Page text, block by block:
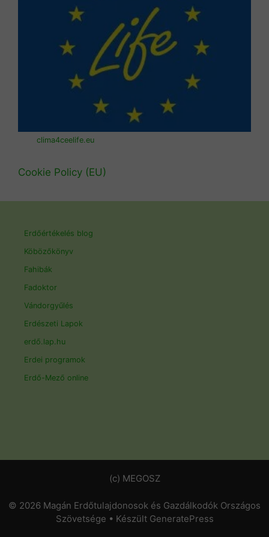
clima4ceelife.eu
Cookie Policy (EU)
Erdőértékelés blog
Köbözőkönyv
Fahibák
Fadoktor
Vándorgyűlés
Erdészeti Lapok
erdő.lap.hu
Erdei programok
Erdő-Mező online
(c) MEGOSZ
© 2026 Magán Erdőtulajdonosok és Gazdálkodók Országos
Szövetsége • Készült GeneratePress